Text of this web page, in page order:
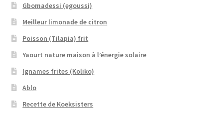
Gbomadessi (egoussi)
Meilleur limonade de citron
Poisson (Tilapia) frit
Yaourt nature maison à l’énergie solaire
Ignames frites (Koliko)
Ablo
Recette de Koeksisters